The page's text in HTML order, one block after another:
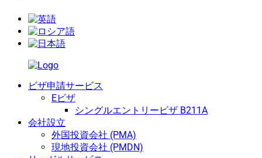
ビザ申請サービス
Eビザ
シングルエントリービザ B211A
会社設立
外国投資会社 (PMA)
現地投資会社 (PMDN)